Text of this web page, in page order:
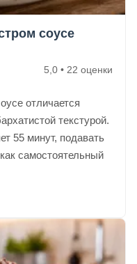
соусе
5,0 • 22 оценки
отличается
текстурой.
55 минут, подавать
самостоятельный